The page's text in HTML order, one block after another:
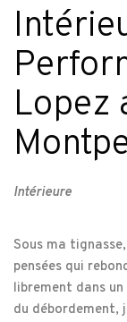
Lopez
Intérieure
Sous ma
pensées qui
librement dans
du débordement,